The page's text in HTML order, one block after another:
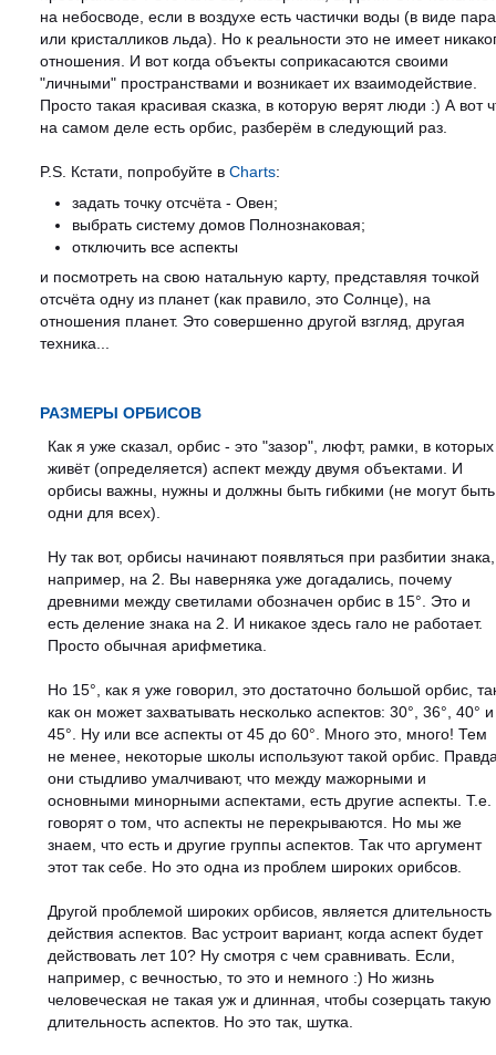
на небосводе, если в воздухе есть частички воды (в виде пара
или кристалликов льда). Но к реальности это не имеет
отношения. И вот когда объекты соприкасаются своими
"личными" пространствами и возникает их взаимодействие.
Просто такая красивая сказка, в которую верят люди :) А вот
на самом деле есть орбис, разберём в следующий раз.
P.S. Кстати, попробуйте в Charts:
задать точку отсчёта - Овен;
выбрать систему домов Полнознаковая;
отключить все аспекты
и посмотреть на свою натальную карту, представляя точкой
отсчёта одну из планет (как правило, это Солнце), на
отношения планет. Это совершенно другой взгляд, другая
техника...
РАЗМЕРЫ ОРБИСОВ
Как я уже сказал, орбис - это "зазор", люфт, рамки, в которых
живёт (определяется) аспект между двумя объектами. И
орбисы важны, нужны и должны быть гибкими (не могут быть
одни для всех).
Ну так вот, орбисы начинают появляться при разбитии знака,
например, на 2. Вы наверняка уже догадались, почему
древними между светилами обозначен орбис в 15°. Это и
есть деление знака на 2. И никакое здесь гало не работает.
Просто обычная арифметика.
Но 15°, как я уже говорил, это достаточно большой орбис,
как он может захватывать несколько аспектов: 30°, 36°, 40° и
45°. Ну или все аспекты от 45 до 60°. Много это, много! Тем
не менее, некоторые школы используют такой орбис.
они стыдливо умалчивают, что между мажорными и
основными минорными аспектами, есть другие аспекты. Т.е.
говорят о том, что аспекты не перекрываются. Но мы же
знаем, что есть и другие группы аспектов. Так что аргумент
этот так себе. Но это одна из проблем широких орибсов.
Другой проблемой широких орбисов, является длительность
действия аспектов. Вас устроит вариант, когда аспект будет
действовать лет 10? Ну смотря с чем сравнивать. Если,
например, с вечностью, то это и немного :) Но жизнь
человеческая не такая уж и длинная, чтобы созерцать такую
длительность аспектов. Но это так, шутка.